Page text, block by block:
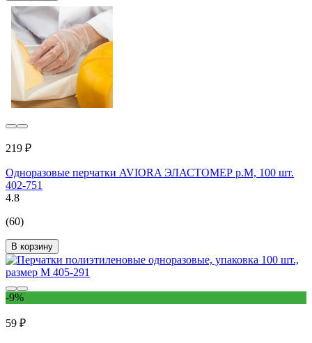
219 ₽
Одноразовые перчатки AVIORA ЭЛАСТОМЕР р.M, 100 шт.
402-751
4.8
(60)
В корзину
-9%
59 ₽